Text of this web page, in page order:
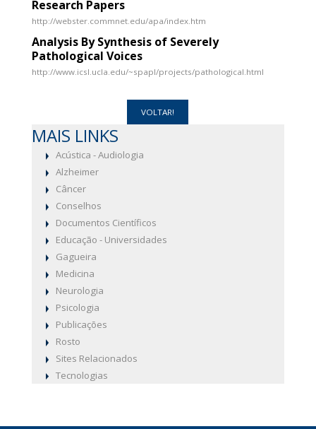
Research Papers
http://webster.commnet.edu/apa/index.htm
Analysis By Synthesis of Severely
Pathological Voices
http://www.icsl.ucla.edu/~spapl/projects/pathological.html
MAIS LINKS
Acústica - Audiologia
Alzheimer
Câncer
Conselhos
Documentos Científicos
Educação - Universidades
Gagueira
Medicina
Neurologia
Psicologia
Publicações
Rosto
Sites Relacionados
Tecnologias